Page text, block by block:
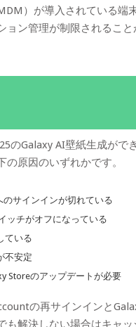
）が導入されている端
ョン管理が制限されること
のGalaxy AI壁紙生成がで
の原因のいずれかです。
のサインインが切れている
ッチがオフになっている
ている
不安定
Storeのアップデートが必要
の再サインインと
も解決しない場合はキャッ